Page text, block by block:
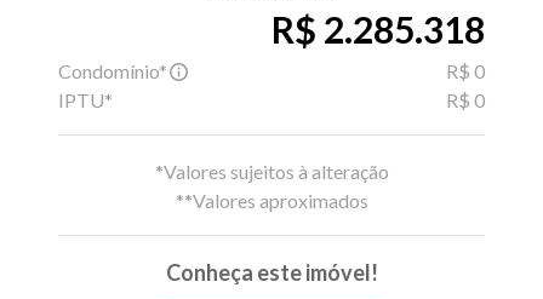
R$ 2.285.318
Condomínio*
R$ 0
IPTU*
R$ 0
*Valores sujeitos à alteração
**Valores aproximados
Conheça este imóvel!